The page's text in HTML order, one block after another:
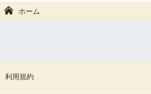
ホーム
利用規約